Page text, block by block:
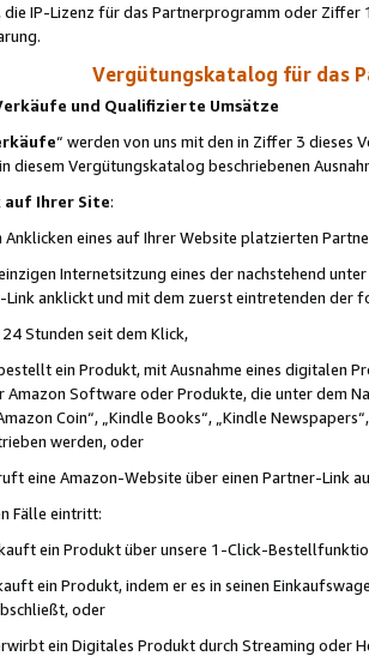
IP-Lizenz für das Partnerprogramm oder
Vergütungskatalog für das
und Qualifizierte Umsätze
“ werden von uns mit den in Ziffer 3
diesem Vergütungskatalog beschriebenen
auf Ihrer Site:
eines auf Ihrer Website platzierten
Internetsitzung eines der nachstehend
Link anklickt und mit dem zuerst eintretenden der
Stunden seit dem Klick,
ein Produkt, mit Ausnahme eines digitalen
Software oder Produkte, die unter dem
Coin“, „Kindle Books“, „Kindle
werden, oder
eine Amazon-Website über einen Partner-Link
Fälle eintritt:
ein Produkt über unsere 1-Click-
ein Produkt, indem er es in seinen
oder
ein Digitales Produkt durch Streaming oder